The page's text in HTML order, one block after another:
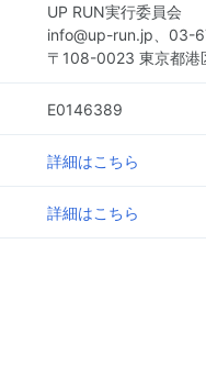
UP RUN実行委員会
info@up-run.jp、03-
〒108-0023 東京都
E0146389
詳細はこちら
詳細はこちら